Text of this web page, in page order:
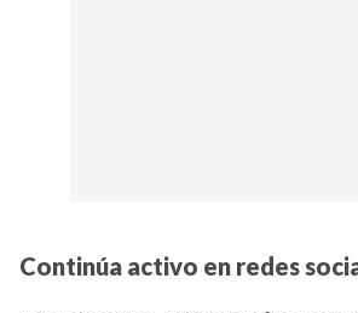
Continúa activo en redes